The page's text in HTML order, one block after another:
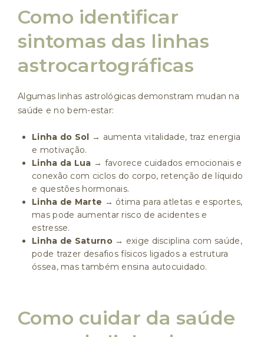
Como identificar
sintomas das linhas
astrocartográficas
Algumas linhas astrológicas demonstram mudan na
saúde e no bem-estar:
Linha do Sol → aumenta vitalidade, traz energia
e motivação.
Linha da Lua → favorece cuidados emocionais e
conexão com ciclos do corpo, retenção de líquido
e questões hormonais.
Linha de Marte → ótima para atletas e esportes,
mas pode aumentar risco de acidentes e
estresse.
Linha de Saturno→ exige disciplina com saúde,
pode trazer desafios físicos ligados a estrutura
óssea, mas também ensina autocuidado.
Como cuidar da saúde